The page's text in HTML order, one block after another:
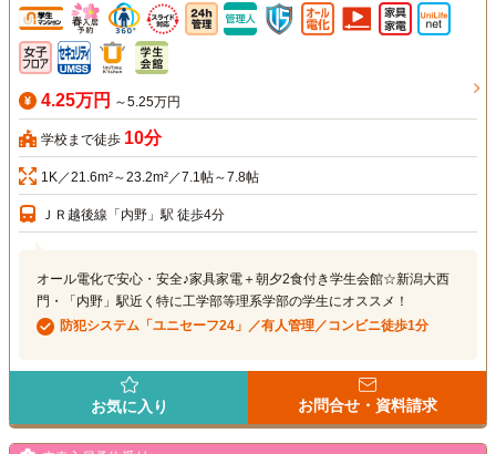
4.25万円 ～5.25万円
学校まで徒歩 10分
1K／21.6m²～23.2m²／7.1帖～7.8帖
ＪＲ越後線「内野」駅 徒歩4分
オール電化で安心・安全♪家具家電＋朝夕2食付き学生会館☆新潟大西
門・「内野」駅近く特に工学部等理系学部の学生にオススメ！
防犯システム「ユニセーフ24」／有人管理／コンビニ徒歩1分
お気に入り お問合せ・資料請求